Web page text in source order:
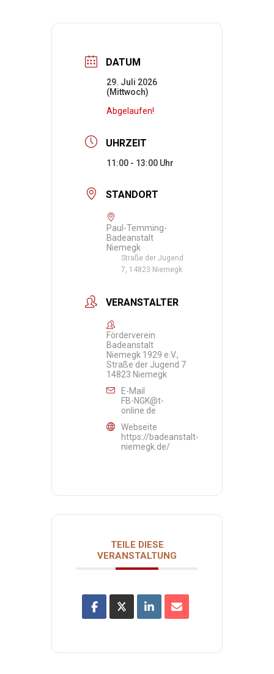
DATUM
29. Juli 2026
(Mittwoch)
Abgelaufen!
UHRZEIT
11:00 - 13:00
STANDORT
Paul-Temming-
Badeanstalt
Niemegk
Straße der Jugend
7, 14823 Niemegk
VERANSTALTER
Förderverein
Badeanstalt
Niemegk 1929 e.V.,
Straße der Jugend 7
14823 Niemegk
E-Mail
FB-NGK@t-
online.de
Webseite
https://badeanstalt-
niemegk.de/
TEILE DIESE
VERANSTALTUNG